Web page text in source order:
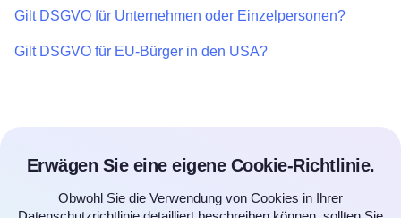
Gilt DSGVO für Unternehmen oder Einzelpersonen?
Gilt DSGVO für EU-Bürger in den USA?
Erwägen Sie eine eigene Cookie-Richtlinie.
Obwohl Sie die Verwendung von Cookies in Ihrer